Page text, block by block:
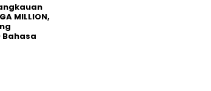
MILLION,
Bahasa